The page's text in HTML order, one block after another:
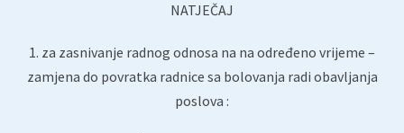
NATJEČAJ
1. za zasnivanje radnog odnosa na na određeno vrijeme –
zamjena do povratka radnice sa bolovanja radi obavljanja
poslova :